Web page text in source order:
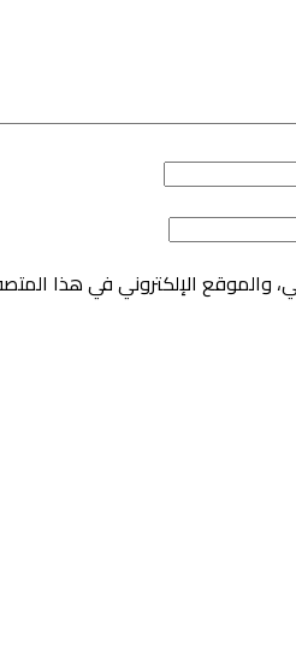
والموقع الإلكتروني في هذا